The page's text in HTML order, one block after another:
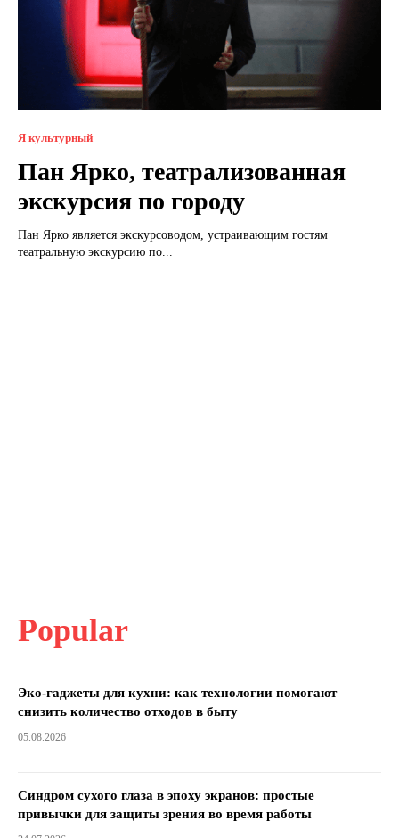
Я культурный
Пан Ярко, театрализованная
экскурсия по городу
Пан Ярко является экскурсоводом, устраивающим гостям
театральную экскурсию по...
Popular
Эко-гаджеты для кухни: как технологии помогают
снизить количество отходов в быту
05.08.2026
Синдром сухого глаза в эпоху экранов: простые
привычки для защиты зрения во время работы